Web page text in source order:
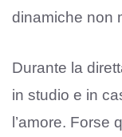
dinamiche non
Durante la
in studio e in
l’amore. Forse